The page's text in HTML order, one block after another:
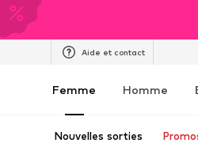
Aide et contact
Femme Homme
Nouvelles sorties